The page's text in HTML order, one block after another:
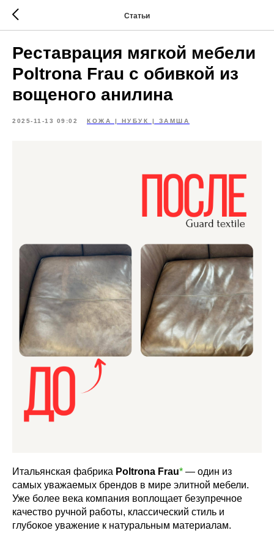
Статьи
Реставрация мягкой мебели
Poltrona Frau с обивкой из
вощеного анилина
2025-11-13 09:02 КОЖА | НУБУК | ЗАМША
Итальянская фабрика Poltrona Frau* — один из
самых уважаемых брендов в мире элитной мебели.
Уже более века компания воплощает безупречное
качество ручной работы, классический стиль и
глубокое уважение к натуральным материалам.